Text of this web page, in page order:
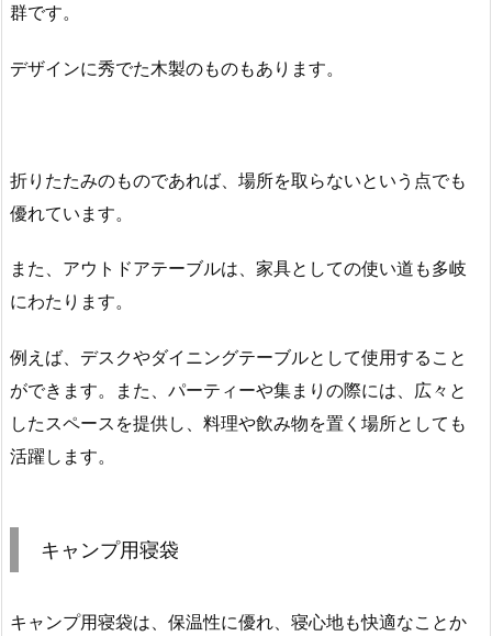
群です。
デザインに秀でた木製のものもあります。
折りたたみのものであれば、場所を取らないという点でも
優れています。
また、アウトドアテーブルは、家具としての使い道も多岐
にわたります。
例えば、デスクやダイニングテーブルとして使用すること
ができます。また、パーティーや集まりの際には、広々と
したスペースを提供し、料理や飲み物を置く場所としても
活躍します。
キャンプ用寝袋
キャンプ用寝袋は、保温性に優れ、寝心地も快適なことか